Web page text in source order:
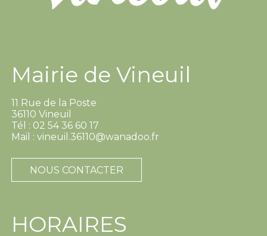
Mairie de Vineuil
11 Rue de la Poste
36110 Vineuil
Tél : 02 54 36 60 17
Mail : vineuil.36110@wanadoo.fr
NOUS CONTACTER
HORAIRES